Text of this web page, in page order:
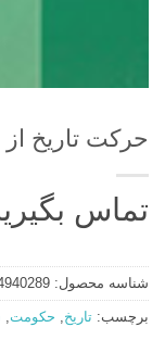
حرکت تاریخ
تماس
شناسه محصول:
برچسب: تاریخ حکومت